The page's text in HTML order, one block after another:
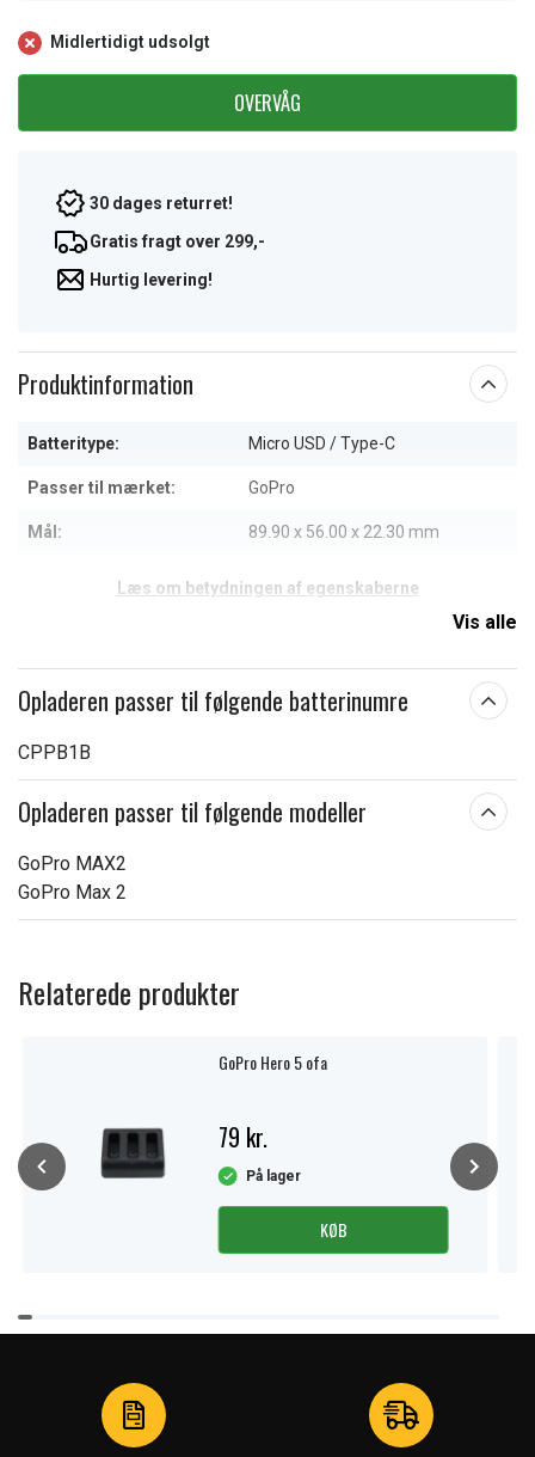
Midlertidigt udsolgt
OVERVÅG
30 dages returret!
Gratis fragt over 299,-
Hurtig levering!
Produktinformation
Batteritype: Micro USD / Type-C
Passer til mærket: GoPro
Mål: 89.90 x 56.00 x 22.30 mm
Læs om betydningen af egenskaberne
Vis alle
Opladeren passer til følgende batterinumre
CPPB1B
Opladeren passer til følgende modeller
GoPro MAX2
GoPro Max 2
Relaterede produkter
GoPro Hero 5 ofa
79 kr.
På lager
KØB
Item
1